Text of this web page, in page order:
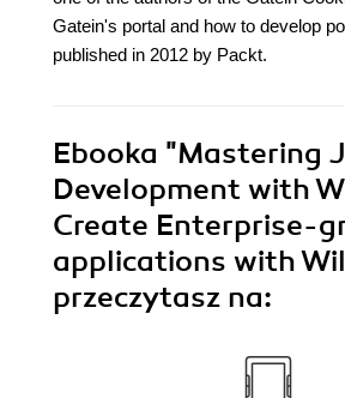
Gatein's portal and how to develop
published in 2012 by Packt.
Ebooka "Mastering
Development with
Create Enterprise-
applications with
przeczytasz na: